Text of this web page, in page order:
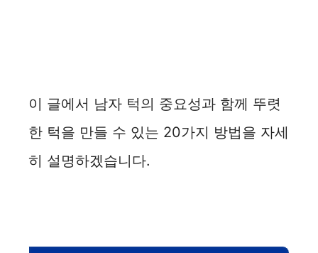
이 글에서 남자 턱의 중요성과 함께 뚜렷
한 턱을 만들 수 있는 20가지 방법을 자세
히 설명하겠습니다.